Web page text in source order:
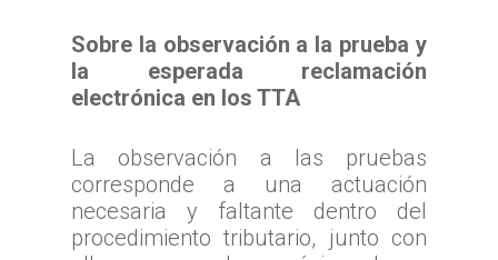
Sobre la observación a la prueba y
la esperada reclamación
electrónica en los TTA
La observación a las pruebas
corresponde a una actuación
necesaria y faltante dentro del
procedimiento tributario, junto con